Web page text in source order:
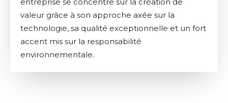
entreprise se concentre sur la création de
valeur grâce à son approche axée sur la
technologie, sa qualité exceptionnelle et un fort
accent mis sur la responsabilité
environnementale.